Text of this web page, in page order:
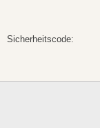
Sicherheitscode: